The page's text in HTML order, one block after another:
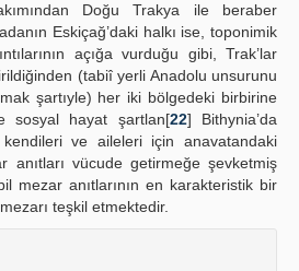
Doğu Trakya ile beraber
Eskiçağ’daki halkı ise, toponimik
açığa vurduğu gibi, Trak’lar
(tabiî yerli Anadolu unsurunu
şartıyle) her iki bölgedeki birbirine
sosyal hayat şartlan[22] Bithynia’da
ve aileleri için anavatandaki
anıtları vücude getirmeğe şevketmiş
mezar anıtlarının en karakteristik bir
teşkil etmektedir.